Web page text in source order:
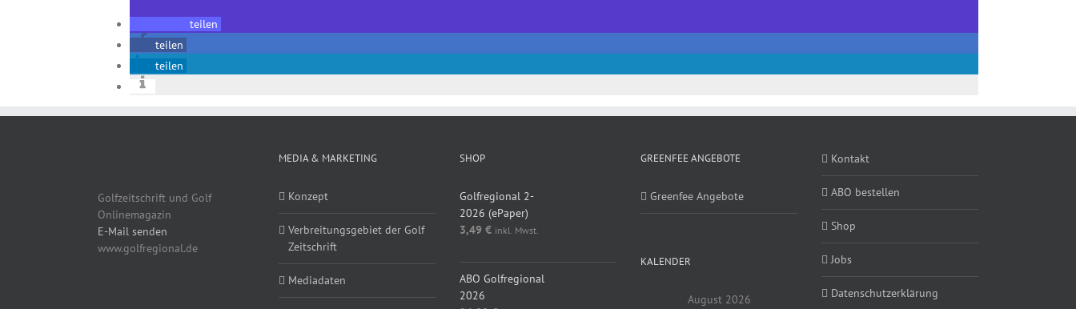
teilen
teilen
teilen
Golfzeitschrift und Golf
Onlinemagazin
E-Mail senden
www.golfregional.de
MEDIA & MARKETING
Konzept
Verbreitungsgebiet der Golf
Zeitschrift
Mediadaten
SHOP
Golfregional 2-
2026 (ePaper)
3,49 € inkl. Mwst.
ABO Golfregional
2026
GREENFEE ANGEBOTE
Greenfee Angebote
KALENDER
August 2026
Kontakt
ABO bestellen
Shop
Jobs
Datenschutzerklärung